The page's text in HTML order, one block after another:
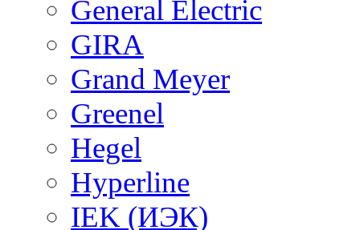
General Electric
GIRA
Grand Meyer
Greenel
Hegel
Hyperline
IEK (ИЭК)